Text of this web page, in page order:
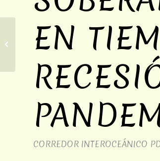
EN
CORREDOR INTEROCEÁNICO
El Istmo es Nuestro – Libro popular